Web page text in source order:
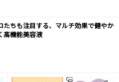
たちも注目する、マルチ効果で健やか
高機能美容液